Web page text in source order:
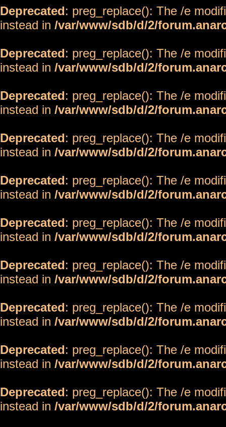
Deprecated: preg_replace(): The /e
instead in /var/www/sdb/d/2/
Deprecated: preg_replace(): The /e
instead in /var/www/sdb/d/2/
Deprecated: preg_replace(): The /e
instead in /var/www/sdb/d/2/
Deprecated: preg_replace(): The /e
instead in /var/www/sdb/d/2/
Deprecated: preg_replace(): The /e
instead in /var/www/sdb/d/2/
Deprecated: preg_replace(): The /e
instead in /var/www/sdb/d/2/
Deprecated: preg_replace(): The /e
instead in /var/www/sdb/d/2/
Deprecated: preg_replace(): The /e
instead in /var/www/sdb/d/2/
Deprecated: preg_replace(): The /e
instead in /var/www/sdb/d/2/
Deprecated: preg_replace(): The /e
instead in /var/www/sdb/d/2/